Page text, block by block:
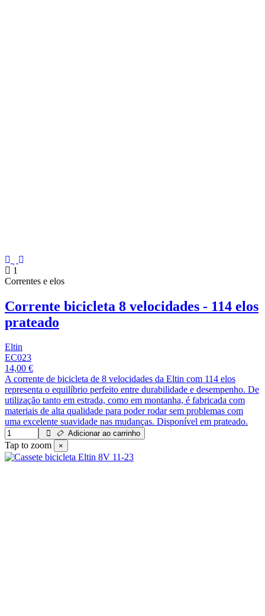
1
Correntes e elos
Corrente bicicleta 8 velocidades - 114 elos
prateado
Eltin
EC023
14,00 €
A corrente de bicicleta de 8 velocidades da Eltin com 114 elos
representa o equilíbrio perfeito entre durabilidade e desempenho. De
utilização tanto em estrada, como em montanha, é fabricada com
materiais de alta qualidade para poder rodar sem problemas com
uma excelente suavidade nas mudanças. Disponível em prateado.
Adicionar ao carrinho
Tap to zoom ×